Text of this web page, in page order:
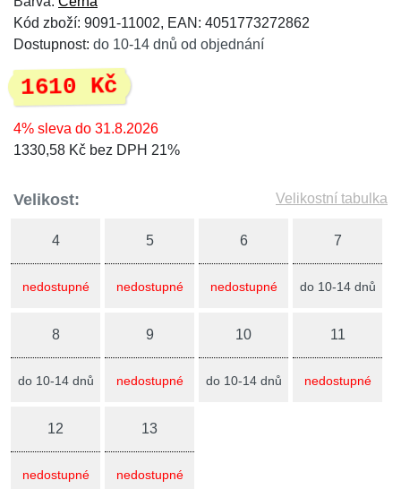
Kód zboží: 9091-11002, EAN: 4051773272862
Dostupnost: do 10-14 dnů od objednání
1610 Kč
4% sleva do 31.8.2026
1330,58 Kč bez DPH 21%
Velikost: Velikostní tabulka
4
nedostupné
5
nedostupné
6
nedostupné
7
do 10-14 dnů
8
do 10-14 dnů
9
nedostupné
10
do 10-14 dnů
11
nedostupné
12
nedostupné
13
nedostupné